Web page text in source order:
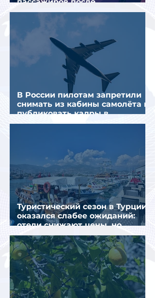
предполагаемой серии краж
В России пилотам запретили
снимать из кабины самолёта и
публиковать кадры в
интернете
Туристический сезон в Турции
оказался слабее ожиданий:
отели снижают цены, но
загрузка остается низкой